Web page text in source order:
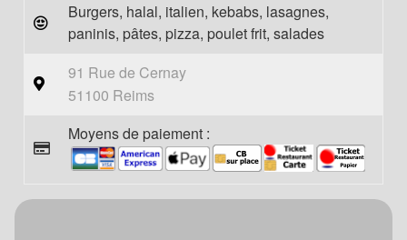
Burgers, halal, italien, kebabs, lasagnes,
paninis, pâtes, pizza, poulet frit, salades
91 Rue de Cernay
51100 Reims
Moyens de paiement :